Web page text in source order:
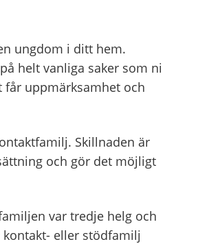
ungdom i ditt hem.
helt vanliga saker som ni
uppmärksamhet och
Skillnaden är
och gör det möjligt
var tredje helg och
eller stödfamilj